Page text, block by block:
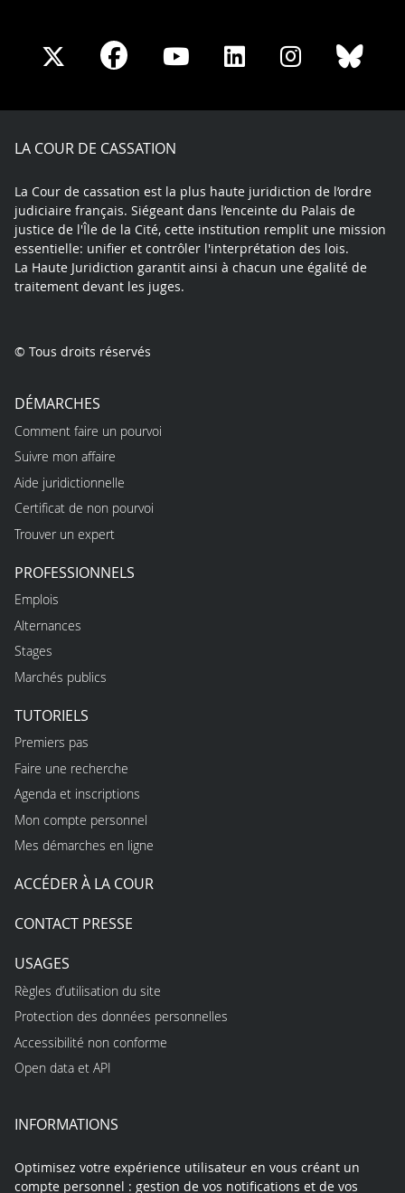
Share
X
Share
Facebook
Share
Youtube
Share
LinkedIn
Share
Instagram
LA COUR DE CASSATION
La Cour de cassation est la plus haute juridiction de l’ordre
judiciaire français. Siégeant dans l’enceinte du Palais de
justice de l'Île de la Cité, cette institution remplit une mission
essentielle: unifier et contrôler l'interprétation des lois.
La Haute Juridiction garantit ainsi à chacun une égalité de
traitement devant les juges.
© Tous droits réservés
DÉMARCHES
Comment faire un pourvoi
Suivre mon affaire
Aide juridictionnelle
Certificat de non pourvoi
Trouver un expert
PROFESSIONNELS
Emplois
Alternances
Stages
Marchés publics
TUTORIELS
Premiers pas
Faire une recherche
Agenda et inscriptions
Mon compte personnel
Mes démarches en ligne
ACCÉDER À LA COUR
CONTACT PRESSE
USAGES
Règles d’utilisation du site
Protection des données personnelles
Accessibilité non conforme
Open data et API
INFORMATIONS
Optimisez votre expérience utilisateur en vous créant un
compte personnel : gestion de vos notifications et de vos